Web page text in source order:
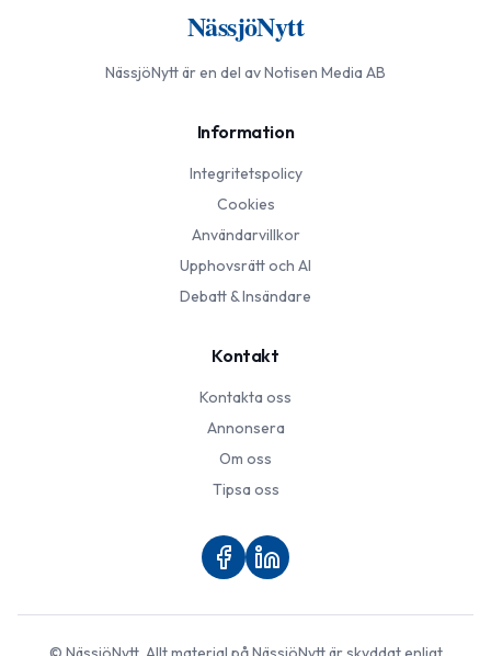
NässjöNytt
NässjöNyttär en del av Notisen Media AB
Information
Integritetspolicy
Cookies
Användarvillkor
Upphovsrätt och AI
Debatt & Insändare
Kontakt
Kontakta oss
Annonsera
Om oss
Tipsa oss